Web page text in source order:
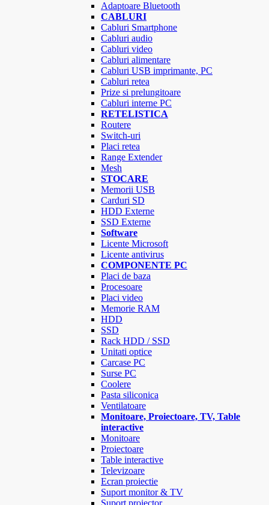
Adaptoare Bluetooth
CABLURI
Cabluri Smartphone
Cabluri audio
Cabluri video
Cabluri alimentare
Cabluri USB imprimante, PC
Cabluri retea
Prize si prelungitoare
Cabluri interne PC
RETELISTICA
Routere
Switch-uri
Placi retea
Range Extender
Mesh
STOCARE
Memorii USB
Carduri SD
HDD Externe
SSD Externe
Software
Licente Microsoft
Licente antivirus
COMPONENTE PC
Placi de baza
Procesoare
Placi video
Memorie RAM
HDD
SSD
Rack HDD / SSD
Unitati optice
Carcase PC
Surse PC
Coolere
Pasta siliconica
Ventilatoare
Monitoare, Proiectoare, TV, Table
interactive
Monitoare
Proiectoare
Table interactive
Televizoare
Ecran proiectie
Suport monitor & TV
Suport proiector